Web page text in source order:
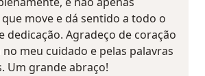
move e dá sentido a todo o
dedicação. Agradeço de coração
meu cuidado e pelas palavras
Um grande abraço!